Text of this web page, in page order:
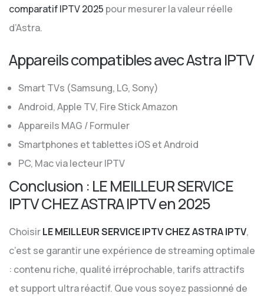
comparatif IPTV 2025 pour mesurer la valeur réelle
d’Astra.
Appareils compatibles avec Astra IPTV
Smart TVs (Samsung, LG, Sony)
Android, Apple TV, Fire Stick Amazon
Appareils MAG / Formuler
Smartphones et tablettes iOS et Android
PC, Mac via lecteur IPTV
Conclusion : LE MEILLEUR SERVICE
IPTV CHEZ ASTRA IPTV en 2025
ChoisirLE MEILLEUR SERVICE IPTV CHEZ ASTRA IPTV,
c’est se garantir une expérience de streaming optimale
: contenu riche, qualité irréprochable, tarifs attractifs
et support ultra réactif. Que vous soyez passionné de